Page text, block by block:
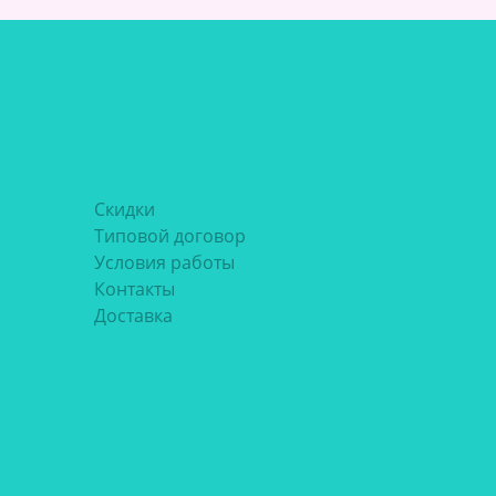
Скидки
Типовой договор
Условия работы
Контакты
Доставка